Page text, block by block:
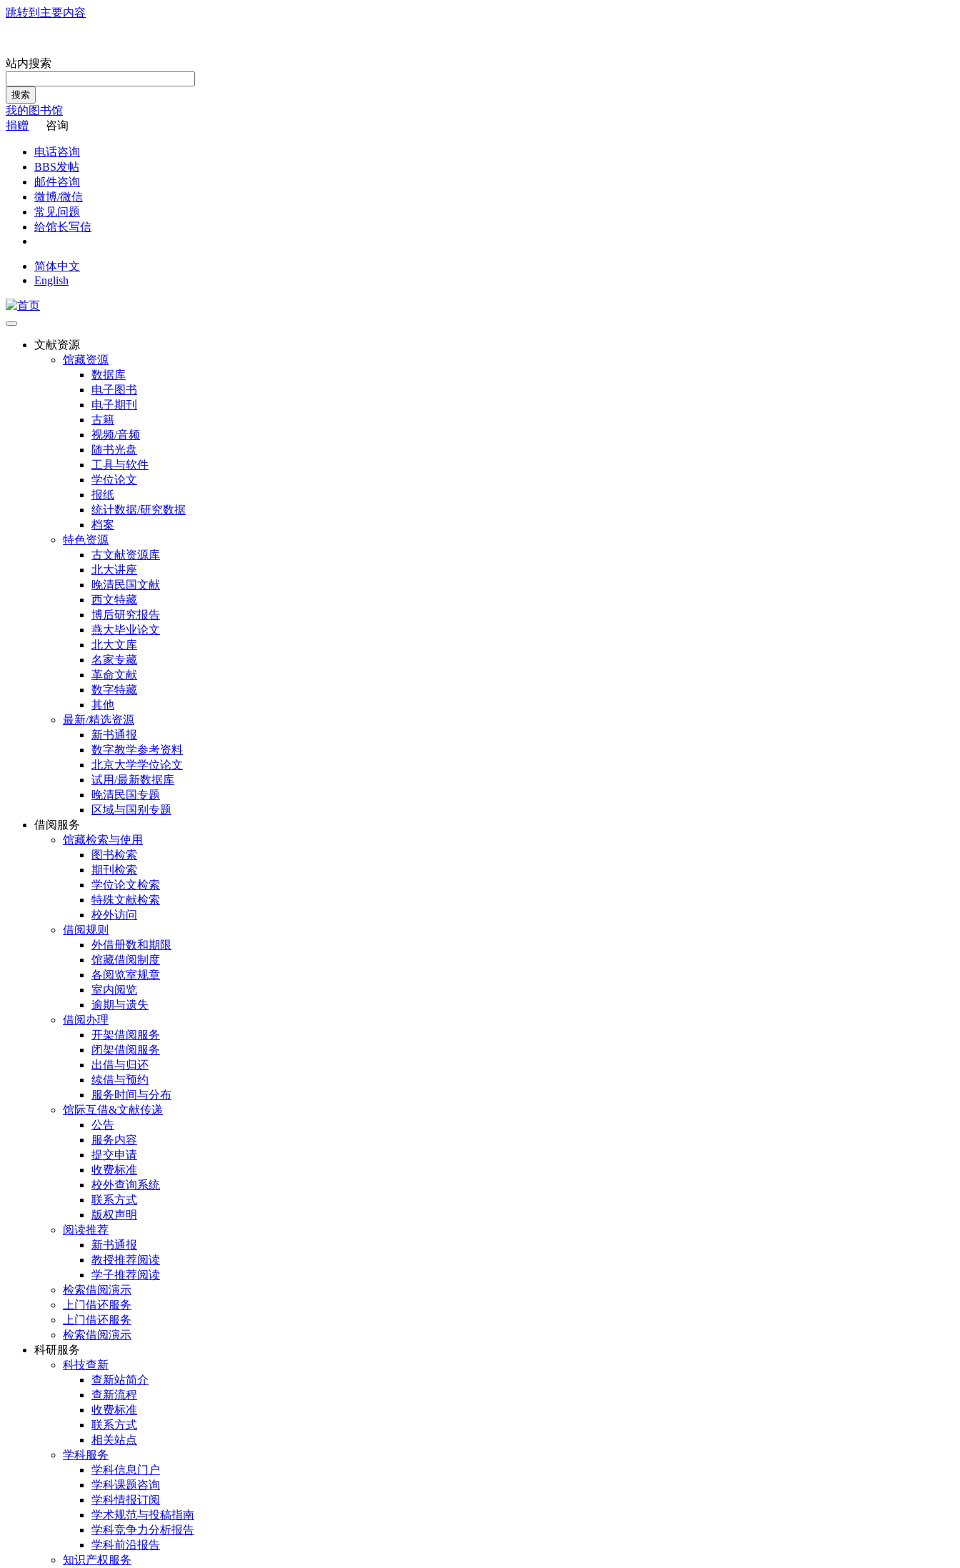
跳转到主要内容
站内搜索
搜索
我的图书馆
捐赠
咨询
电话咨询
BBS发帖
邮件咨询
微博/微信
常见问题
给馆长写信
简体中文
English
文献资源
馆藏资源
数据库
电子图书
电子期刊
古籍
视频/音频
随书光盘
工具与软件
学位论文
报纸
统计数据/研究数据
档案
特色资源
古文献资源库
北大讲座
晚清民国文献
西文特藏
博后研究报告
燕大毕业论文
北大文库
名家专藏
革命文献
数字特藏
其他
最新/精选资源
新书通报
数字教学参考资料
北京大学学位论文
试用/最新数据库
晚清民国专题
区域与国别专题
借阅服务
馆藏检索与使用
图书检索
期刊检索
学位论文检索
特殊文献检索
校外访问
借阅规则
外借册数和期限
馆藏借阅制度
各阅览室规章
室内阅览
逾期与遗失
借阅办理
开架借阅服务
闭架借阅服务
出借与归还
续借与预约
服务时间与分布
馆际互借&文献传递
公告
服务内容
提交申请
收费标准
校外查询系统
联系方式
版权声明
阅读推荐
新书通报
教授推荐阅读
学子推荐阅读
检索借阅演示
上门借还服务
上门借还服务
检索借阅演示
科研服务
科技查新
查新站简介
查新流程
收费标准
联系方式
相关站点
学科服务
学科信息门户
学科课题咨询
学科情报订阅
学术规范与投稿指南
学科竞争力分析报告
学科前沿报告
知识产权服务